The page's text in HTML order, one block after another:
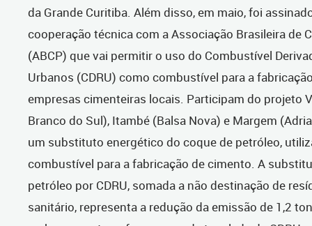
da Grande Curitiba. Além disso, em maio, foi
cooperação técnica com a Associação Brasileira de
(ABCP) que vai permitir o uso do Combustível
Urbanos (CDRU) como combustível para a
empresas cimenteiras locais. Participam do projeto
Branco do Sul), Itambé (Balsa Nova) e Margem
um substituto energético do coque de petróleo,
combustível para a fabricação de cimento. A
petróleo por CDRU, somada a não destinação de
sanitário, representa a redução da emissão de 1,2